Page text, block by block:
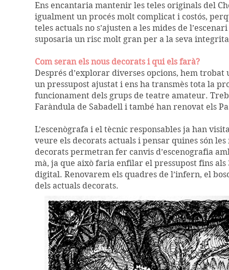
Ens encantaria mantenir les teles originals del
igualment un procés molt complicat i costós,
teles actuals no s’ajusten a les mides de
suposaria un risc molt gran per a la seva
Com seran els nous decorats i qui els farà?
Després d’explorar diverses opcions, hem trobat
un pressupost ajustat i ens ha transmès tota la
funcionament dels grups de teatre amateur.
Faràndula de Sabadell i també han renovat els
L’escenògrafa i el tècnic responsables ja han
veure els decorats actuals i pensar quines són
decorats permetran fer canvis d’escenografia
mà, ja que això faria enfilar el pressupost fins als
digital. Renovarem els quadres de l’infern, el
dels actuals decorats.